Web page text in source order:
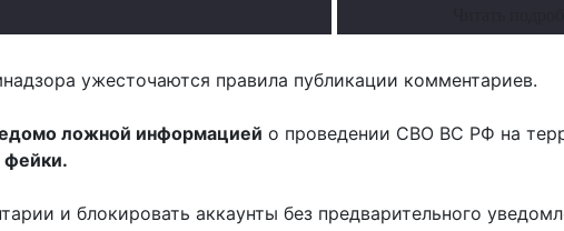
ужесточаются правила публикации комментариев.
ложной информацией о проведении СВО ВС РФ на
фейки.
и блокировать аккаунты без предварительного